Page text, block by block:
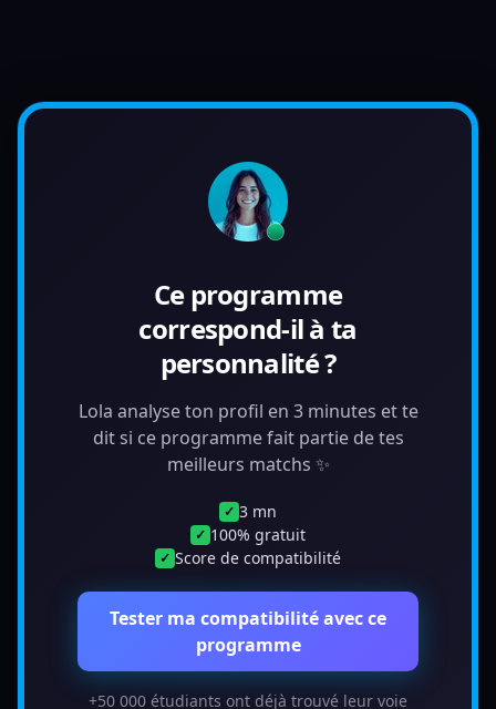
Ce programme
correspond-il à ta
personnalité ?
Lola analyse ton profil en 3 minutes et te
dit si ce programme fait partie de tes
meilleurs matchs ✨
✓ 3 mn
✓ 100% gratuit
✓ Score de compatibilité
Tester ma compatibilité avec ce
programme
+50 000 étudiants ont déjà trouvé leur voie